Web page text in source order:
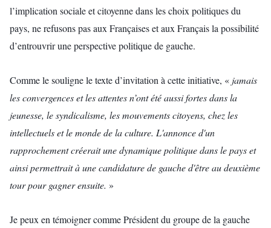
l’implication sociale et citoyenne dans les choix politiques du
pays, ne refusons pas aux Françaises et aux Français la possibilité
d’entrouvrir une perspective politique de gauche.
Comme le souligne le texte d’invitation à cette initiative, « jamais
les convergences et les attentes n’ont été aussi fortes dans la
jeunesse, le syndicalisme, les mouvements citoyens, chez les
intellectuels et le monde de la culture. L'annonce d'un
rapprochement créerait une dynamique politique dans le pays et
ainsi permettrait à une candidature de gauche d'être au deuxième
tour pour gagner ensuite. »
Je peux en témoigner comme Président du groupe de la gauche